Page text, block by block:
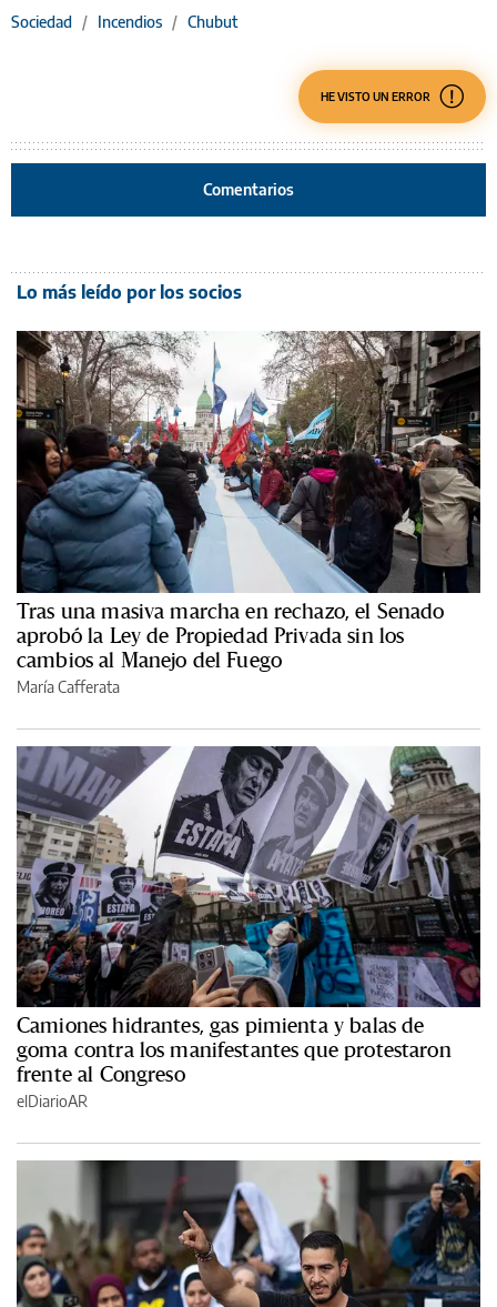
Sociedad / Incendios / Chubut
HE VISTO UN ERROR
Comentarios
Lo más leído por los socios
Tras una masiva marcha en rechazo, el Senado
aprobó la Ley de Propiedad Privada sin los
cambios al Manejo del Fuego
María Cafferata
Camiones hidrantes, gas pimienta y balas de
goma contra los manifestantes que protestaron
frente al Congreso
elDiarioAR